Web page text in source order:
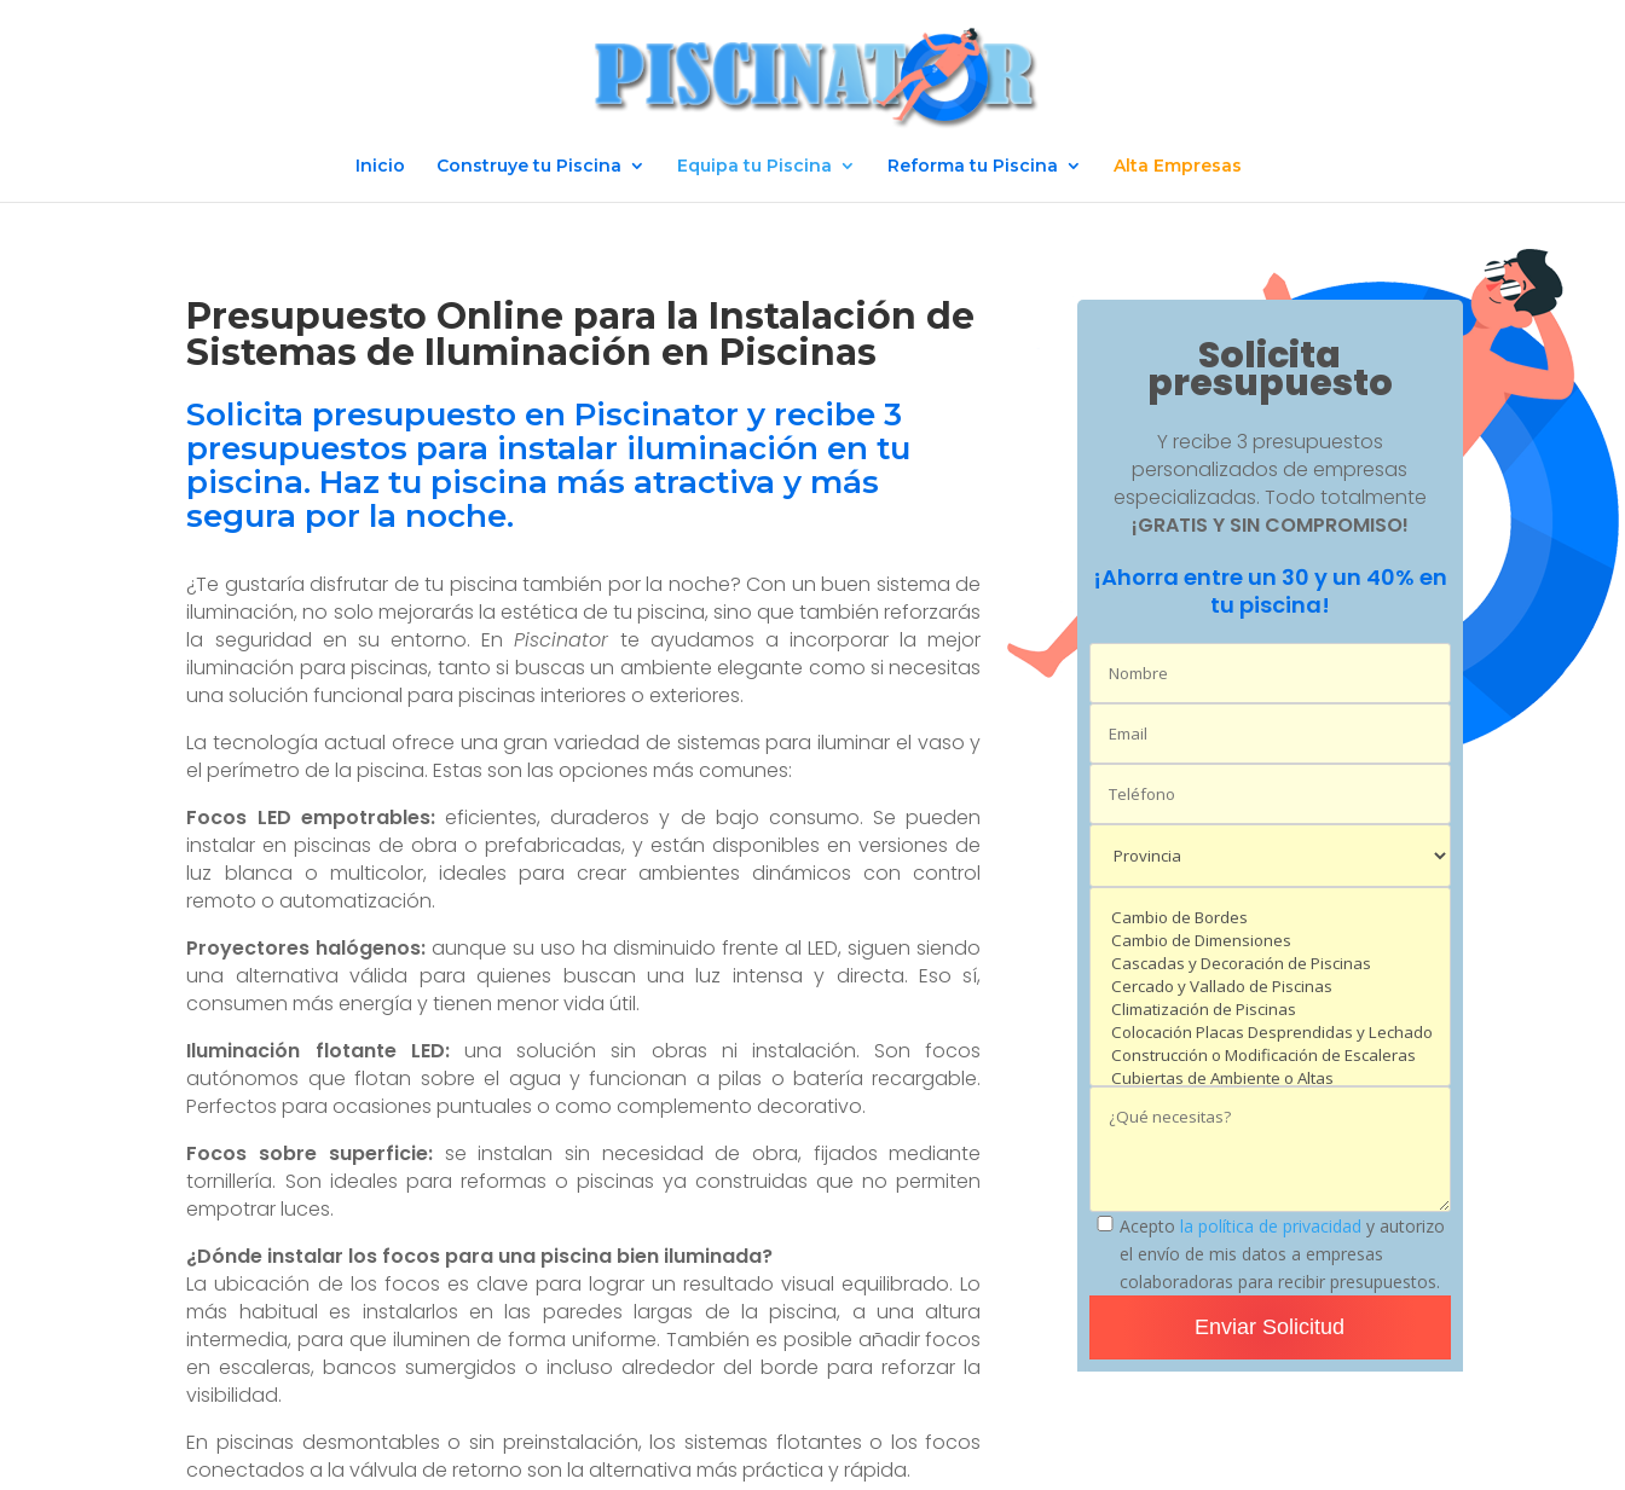
Inicio Construye tu Piscina Equipa tu Piscina Reforma tu Piscina Alta Empresas
Presupuesto Online para la Instalación de
Sistemas de Iluminación en Piscinas
Solicita presupuesto en Piscinator y recibe 3
presupuestos para instalar iluminación en tu
piscina. Haz tu piscina más atractiva y más
segura por la noche.
¿Te gustaría disfrutar de tu piscina también por la noche? Con un buen sistema de
iluminación, no solo mejorarás la estética de tu piscina, sino que también reforzarás
la seguridad en su entorno. EnPiscinator te ayudamos a incorporar la mejor
iluminación para piscinas, tanto si buscas un ambiente elegante como si necesitas
una solución funcional para piscinas interiores o exteriores.
La tecnología actual ofrece una gran variedad de sistemas para iluminar el vaso y
el perímetro de la piscina. Estas son las opciones más comunes:
Focos LED empotrables:eficientes, duraderos y de bajo consumo. Se pueden
instalar en piscinas de obra o prefabricadas, y están disponibles en versiones de
luz blanca o multicolor, ideales para crear ambientes dinámicos con control
remoto o automatización.
Proyectores halógenos: aunque su uso ha disminuido frente al LED, siguen siendo
una alternativa válida para quienes buscan una luz intensa y directa. Eso sí,
consumen más energía y tienen menor vida útil.
Iluminación flotante LED:una solución sin obras ni instalación. Son focos
autónomos que flotan sobre el agua y funcionan a pilas o batería recargable.
Perfectos para ocasiones puntuales o como complemento decorativo.
Focos sobre superficie:se instalan sin necesidad de obra, fijados mediante
tornillería. Son ideales para reformas o piscinas ya construidas que no permiten
empotrar luces.
¿Dónde instalar los focos para una piscina bien iluminada?
La ubicación de los focos es clave para lograr un resultado visual equilibrado. Lo
más habitual es instalarlos en las paredes largas de la piscina, a una altura
intermedia, para que iluminen de forma uniforme. También es posible añadir focos
en escaleras, bancos sumergidos o incluso alrededor del borde para reforzar la
visibilidad.
En piscinas desmontables o sin preinstalación, los sistemas flotantes o los focos
conectados a la válvula de retorno son la alternativa más práctica y rápida.
Solicita
presupuesto
Y recibe 3 presupuestos
personalizados de empresas
especializadas. Todo totalmente
¡GRATIS Y SIN COMPROMISO!
¡Ahorra entre un 30 y un 40% en
tu piscina!
Acepto la política de privacidad y autorizo
el envío de mis datos a empresas
colaboradoras para recibir presupuestos.
Enviar Solicitud